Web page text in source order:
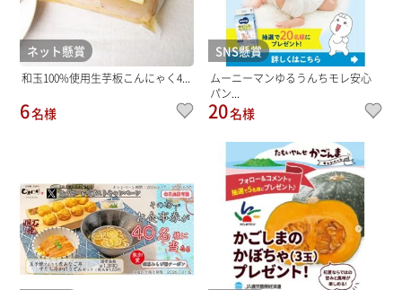
ネット懸賞
和玉100%使用生芋板こんにゃく4...
6名様
SNS懸賞
ムーニーマンゆるうんちモレ安心
パン...
20名様